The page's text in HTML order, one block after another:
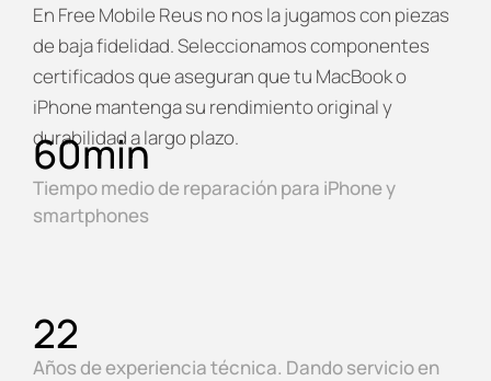
En Free Mobile Reus no nos la jugamos con piezas
de baja fidelidad. Seleccionamos componentes
certificados que aseguran que tu MacBook o
iPhone mantenga su rendimiento original y
durabilidad a largo plazo.
Tiempo medio de reparación para iPhone y
smartphones
60min
Años de experiencia técnica. Dando servicio en
22